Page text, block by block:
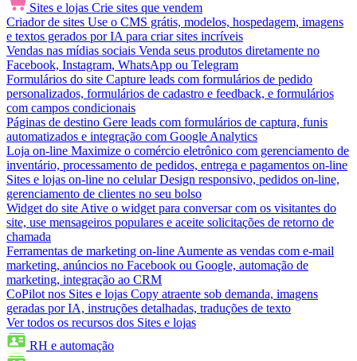
Sites e lojas Crie sites que vendem
Criador de sites Use o CMS grátis, modelos, hospedagem, imagens
e textos gerados por IA para criar sites incríveis
Vendas nas mídias sociais Venda seus produtos diretamente no
Facebook, Instagram, WhatsApp ou Telegram
Formulários do site Capture leads com formulários de pedido
personalizados, formulários de cadastro e feedback, e formulários
com campos condicionais
Páginas de destino Gere leads com formulários de captura, funis
automatizados e integração com Google Analytics
Loja on-line Maximize o comércio eletrônico com gerenciamento de
inventário, processamento de pedidos, entrega e pagamentos on-line
Sites e lojas on-line no celular Design responsivo, pedidos on-line,
gerenciamento de clientes no seu bolso
Widget do site Ative o widget para conversar com os visitantes do
site, use mensageiros populares e aceite solicitações de retorno de
chamada
Ferramentas de marketing on-line Aumente as vendas com e-mail
marketing, anúncios no Facebook ou Google, automação de
marketing, integração ao CRM
CoPilot nos Sites e lojas Copy atraente sob demanda, imagens
geradas por IA, instruções detalhadas, traduções de texto
Ver todos os recursos dos Sites e lojas
RH e automação